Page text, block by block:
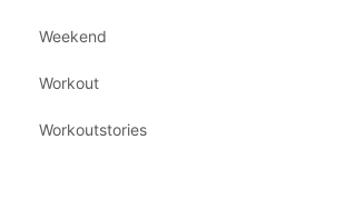
Weekend
Workout
Workoutstories